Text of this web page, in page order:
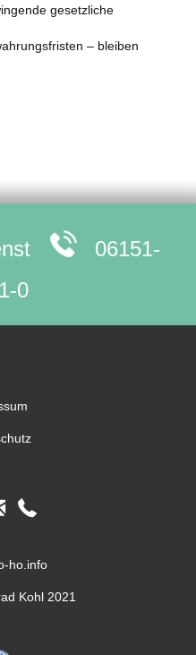
gesetzliche
– bleiben
06151-
0
ho.info
Kohl 2021